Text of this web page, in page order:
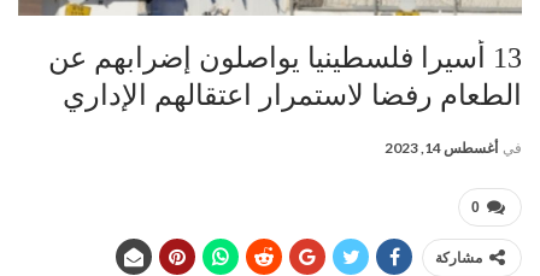
13 أسيرا فلسطينيا يواصلون إضرابهم عن
الطعام رفضا لاستمرار اعتقالهم الإداري
في أغسطس 14, 2023
0
مشاركة